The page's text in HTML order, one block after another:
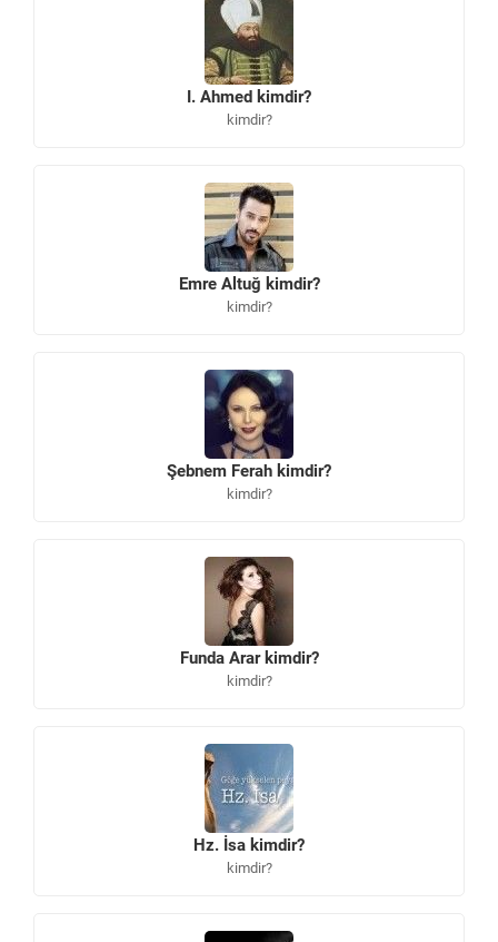
I. Ahmed kimdir?
kimdir?
Emre Altuğ kimdir?
kimdir?
Şebnem Ferah kimdir?
kimdir?
Funda Arar kimdir?
kimdir?
Hz. İsa kimdir?
kimdir?